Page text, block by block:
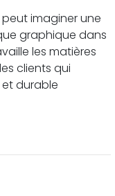
peut imaginer une
graphique dans
les matières
clients qui
durable